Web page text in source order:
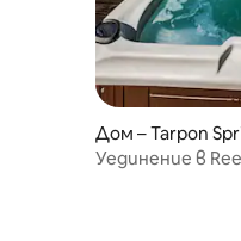
Дом – Tarpon
Уединение в